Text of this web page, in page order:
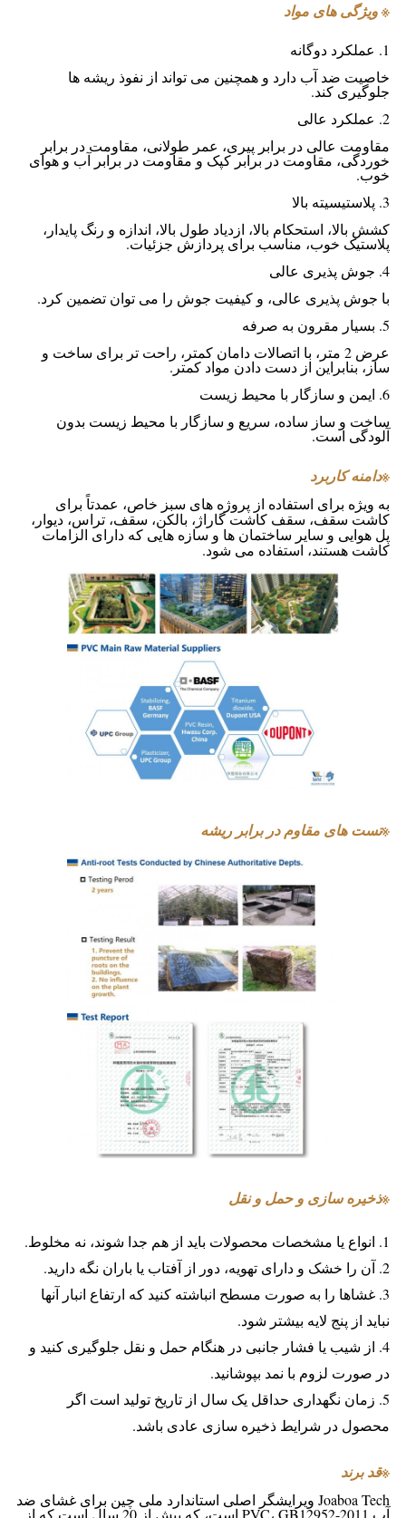
※ ویژگی های مواد
خاصیت ضد آب دارد و همچنین می تواند از نفوذ ریشه ها
جلوگیری کند.
مقاومت عالی در برابر پیری، عمر طولانی، مقاومت در برابر
خوردگی، مقاومت در برابر کپک و مقاومت در برابر آب و هوای
خوب.
کشش بالا، استحکام بالا، ازدیاد طول بالا، اندازه و رنگ پایدار،
پلاستیک خوب، مناسب برای پردازش جزئیات.
با جوش پذیری عالی، و کیفیت جوش را می توان تضمین کرد.
عرض 2 متر، با اتصالات دامان کمتر، راحت تر برای ساخت و
ساز، بنابراین از دست دادن مواد کمتر.
ساخت و ساز ساده، سریع و سازگار با محیط زیست بدون
آلودگی است.
دامنه کاربرد
به ویژه برای استفاده از پروژه های سبز خاص، عمدتاً برای
کاشت سقف، سقف کاشت گاراژ، بالکن، سقف، تراس، دیوار،
پل هوایی و سایر ساختمان ها و سازه هایی که دارای الزامات
کاشت هستند، استفاده می شود.
تست های مقاوم در برابر ریشه
ذخیره سازی و حمل و نقل
3. غشاها را به صورت مسطح انباشته کنید که ارتفاع انبار آنها
نباید از پنج لایه بیشتر شود.
4. از شیب یا فشار جانبی در هنگام حمل و نقل جلوگیری کنید و
در صورت لزوم با نمد بپوشانید.
5. زمان نگهداری حداقل یک سال از تاریخ تولید است اگر
محصول در شرایط ذخیره سازی عادی باشد.
قد برند
Joaboa Tech ویرایشگر اصلی استاندارد ملی چین برای غشای ضد
آب PVC، GB12952-2011 است، که بیش از 20 سال است که از